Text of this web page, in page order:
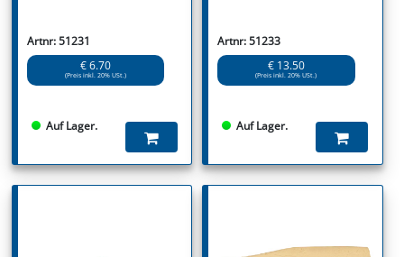
Artnr: 51231
€ 6.70
(Preis inkl. 20% USt.)
Auf Lager.
Artnr: 51233
€ 13.50
(Preis inkl. 20% USt.)
Auf Lager.